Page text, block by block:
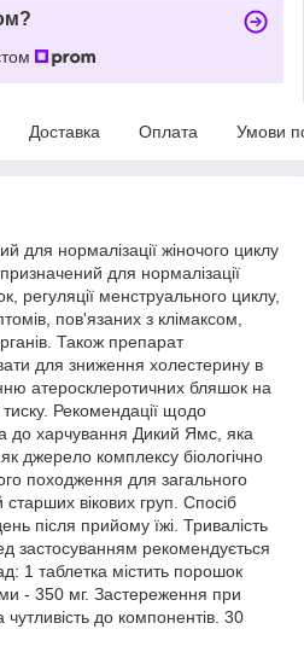
Доставка Оплата Умови
нормалізації жіночого циклу
для нормалізації
регуляції менструального циклу,
пов'язаних з клімаксом,
Також препарат
для зниження холестерину в
атеросклеротичних бляшок на
тиску. Рекомендації щодо
до харчування Дикий Ямс, яка
джерело комплексу біологічно
походження для загального
вікових груп. Спосіб
після прийому їжі. Тривалість
застосуванням рекомендується
1 таблетка містить порошок
- 350 мг. Застереження при
чутливість до компонентів. 30